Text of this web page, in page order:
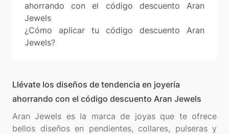
ahorrando con el código descuento Aran
Jewels
¿Cómo aplicar tu código descuento Aran
Jewels?
Llévate los diseños de tendencia en joyería
ahorrando con el código descuento Aran Jewels
Aran Jewels es la marca de joyas que te ofrece
bellos diseños en pendientes, collares, pulseras y